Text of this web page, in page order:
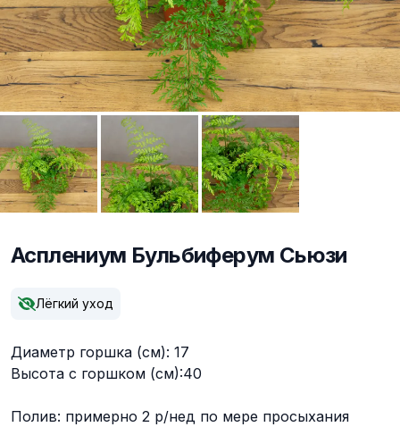
Асплениум Бульбиферум Сьюзи
Описание
Лёгкий уход
Диаметр горшка (см): 17
Высота с горшком (см):40
Полив: примерно 2 р/нед по мере просыхания